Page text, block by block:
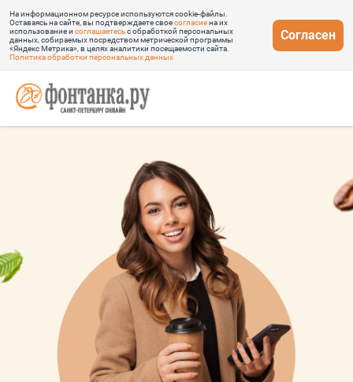
На информационном ресурсе используются cookie-файлы.
Оставаясь на сайте, вы подтверждаете своесогласиена их
использование и соглашаетесьс обработкой персональных
данных, собираемых посредством метрической программы
«Яндекс Метрика», в целях аналитики посещаемости сайта.
Политика обработки персональных данных
Согласен
СО ВКУСОМ КОФЕ